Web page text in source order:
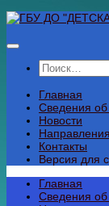
Перейти
содержимому
Найти:
Главная
Сведения об
Новости
Контакты
Версия для
Главная
Сведения об